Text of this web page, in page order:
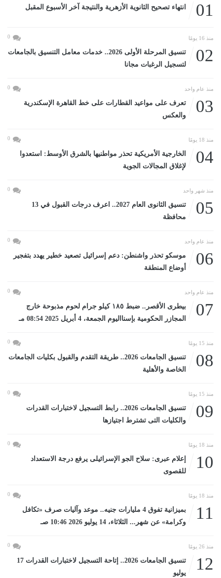
01 انتهاء تصحيح الثانوية الأزهرية والنتيجة آخر الأسبوع المقبل
منذ 16 يومًا 0
02
تنسيق المرحلة الأولى 2026.. خدمات معامل التنسيق بالجامعات
لتسجيل الرغبات مجانا
منذ عام واحد 0
03
تعرف على مواعيد القطارات على خط القاهرة الإسكندرية
والعكس
منذ 18 يومًا 0
04
الخارجية الأمريكية تحذر مواطنيها بالشرق الأوسط: استعدوا
لإغلاق المجالات الجوية
منذ شهر واحد 0
05
تنسيق الثانوى العام 2027.. اعرف درجات القبول في 13
محافظة
منذ عام واحد 0
06
موسكو تحذر واشنطن: دعم إسرائيل تصعيد خطير يهدد بتفجير
أوضاع المنطقة
منذ عام واحد 0
07
بيطرى الأقصر.. ضبط ١٨٥ كيلو جرام لحوم مذبوحة خارج
المجازر الحكومية بإسنااليوم الجمعة، 4 أبريل 2025 08:54 مـ
منذ 15 يومًا 0
08
تنسيق الجامعات 2026.. طريقة التقدم والقبول بكليات الجامعات
الخاصة والأهلية
منذ 15 يومًا 0
09
تنسيق الجامعات 2026.. رابط التسجيل لاختبارات القدرات
والكليات التى تشترط اجتيازها
منذ 18 يومًا 0
10
إعلام عبرى: سلاح الجو الإسرائيلى يرفع درجة الاستعداد
للقصوى
منذ 18 يومًا 0
11
بميزانية تفوق 4 مليارات جنيه.. موعد وآليات صرف «تكافل
وكرامة» عن شهر... الثلاثاء، 14 يوليو 2026 10:46 صـ
منذ 26 يومًا 0
12
تنسيق الجامعات 2026.. إتاحة التسجيل لاختبارات القدرات 17
يوليو